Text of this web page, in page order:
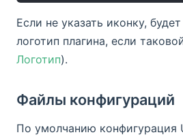
Если не указать иконку,
логотип плагина, если
Логотип).
Файлы конфигураций
По умолчанию конфигурация